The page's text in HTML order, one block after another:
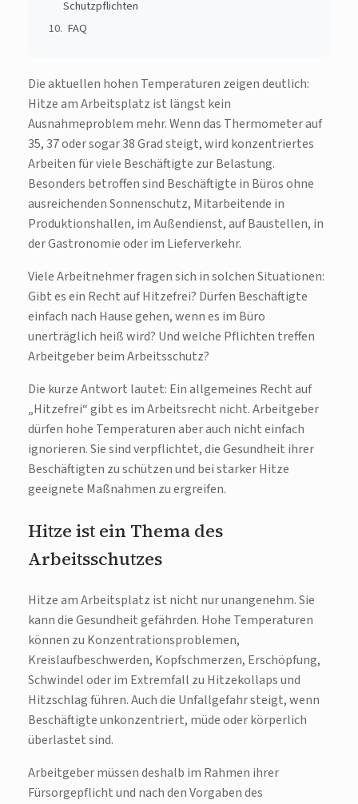
Schutzpflichten
FAQ
Die aktuellen hohen Temperaturen zeigen deutlich:
Hitze am Arbeitsplatz ist längst kein
Ausnahmeproblem mehr. Wenn das Thermometer auf
35, 37 oder sogar 38 Grad steigt, wird konzentriertes
Arbeiten für viele Beschäftigte zur Belastung.
Besonders betroffen sind Beschäftigte in Büros ohne
ausreichenden Sonnenschutz, Mitarbeitende in
Produktionshallen, im Außendienst, auf Baustellen, in
der Gastronomie oder im Lieferverkehr.
Viele Arbeitnehmer fragen sich in solchen Situationen:
Gibt es ein Recht auf Hitzefrei? Dürfen Beschäftigte
einfach nach Hause gehen, wenn es im Büro
unerträglich heiß wird? Und welche Pflichten treffen
Arbeitgeber beim Arbeitsschutz?
Die kurze Antwort lautet: Ein allgemeines Recht auf
„Hitzefrei“ gibt es im Arbeitsrecht nicht. Arbeitgeber
dürfen hohe Temperaturen aber auch nicht einfach
ignorieren. Sie sind verpflichtet, die Gesundheit ihrer
Beschäftigten zu schützen und bei starker Hitze
geeignete Maßnahmen zu ergreifen.
Hitze ist ein Thema des
Arbeitsschutzes
Hitze am Arbeitsplatz ist nicht nur unangenehm. Sie
kann die Gesundheit gefährden. Hohe Temperaturen
können zu Konzentrationsproblemen,
Kreislaufbeschwerden, Kopfschmerzen, Erschöpfung,
Schwindel oder im Extremfall zu Hitzekollaps und
Hitzschlag führen. Auch die Unfallgefahr steigt, wenn
Beschäftigte unkonzentriert, müde oder körperlich
überlastet sind.
Arbeitgeber müssen deshalb im Rahmen ihrer
Fürsorgepflicht und nach den Vorgaben des